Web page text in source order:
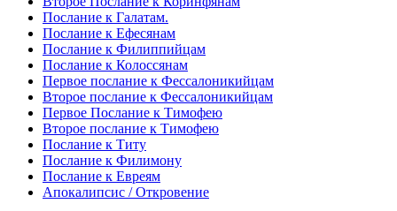
Послание к Галатам.
Послание к Ефесянам
Послание к Филиппийцам
Послание к Колоссянам
Первое послание к Фессалоникийцам
Второе послание к Фессалоникийцам
Первое Послание к Тимофею
Второе послание к Тимофею
Послание к Титу
Послание к Филимону
Послание к Евреям
Апокалипсис / Откровение